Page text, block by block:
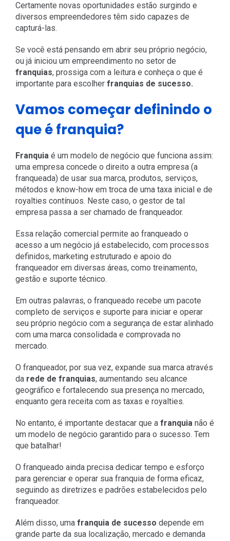
Certamente novas oportunidades estão surgindo e
diversos empreendedores têm sido capazes de
capturá-las.
Se você está pensando em abrir seu próprio negócio,
ou já iniciou um empreendimento no setor de
franquias, prossiga com a leitura e conheça o que é
importante para escolher franquias de sucesso.
Vamos começar definindo o
que é franquia?
Franquiaé um modelo de negócio que funciona assim:
uma empresa concede o direito a outra empresa (a
franqueada) de usar sua marca, produtos, serviços,
métodos e know-how em troca de uma taxa inicial e de
royalties contínuos. Neste caso, o gestor de tal
empresa passa a ser chamado de franqueador.
Essa relação comercial permite ao franqueado o
acesso a um negócio já estabelecido, com processos
definidos, marketing estruturado e apoio do
franqueador em diversas áreas, como treinamento,
gestão e suporte técnico.
Em outras palavras, o franqueado recebe um pacote
completo de serviços e suporte para iniciar e operar
seu próprio negócio com a segurança de estar alinhado
com uma marca consolidada e comprovada no
mercado.
O franqueador, por sua vez, expande sua marca através
da rede de franquias, aumentando seu alcance
geográfico e fortalecendo sua presença no mercado,
enquanto gera receita com as taxas e royalties.
No entanto, é importante destacar que a franquianão é
um modelo de negócio garantido para o sucesso. Tem
que batalhar!
O franqueado ainda precisa dedicar tempo e esforço
para gerenciar e operar sua franquia de forma eficaz,
seguindo as diretrizes e padrões estabelecidos pelo
franqueador.
Além disso, umafranquia de sucesso depende em
grande parte da sua localização, mercado e demanda